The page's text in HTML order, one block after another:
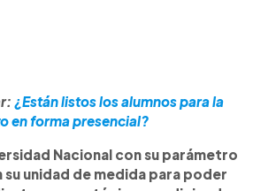
¿Están listos los alumnos para la
en forma presencial?
Nacional con su parámetro
unidad de medida para poder